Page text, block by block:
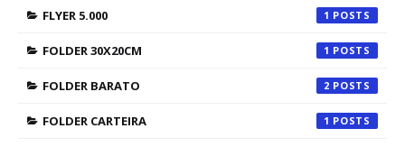
FLYER 5.000 1
FOLDER 30X20CM 1
FOLDER BARATO 2
FOLDER CARTEIRA 1